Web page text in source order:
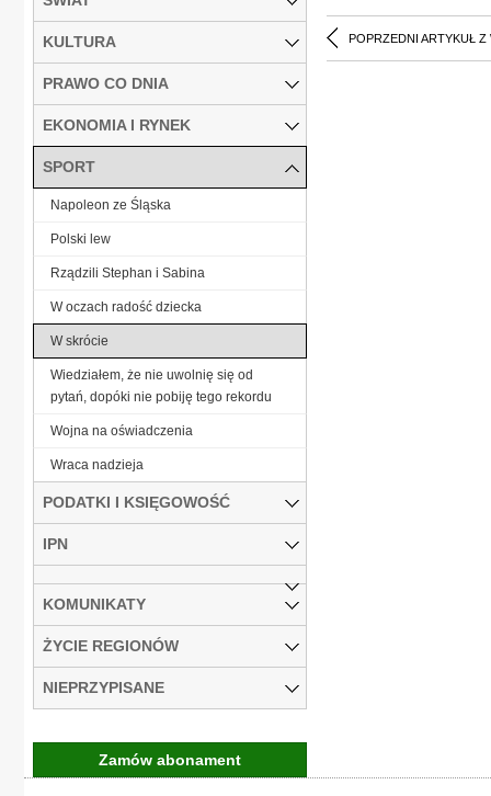
POPRZEDNI ARTYKUŁ Z
KULTURA
PRAWO CO DNIA
EKONOMIA I RYNEK
SPORT
Napoleon ze Śląska
Polski lew
Rządzili Stephan i Sabina
W oczach radość dziecka
W skrócie
Wiedziałem, że nie uwolnię się od
pytań, dopóki nie pobiję tego rekordu
Wojna na oświadczenia
Wraca nadzieja
PODATKI I KSIĘGOWOŚĆ
IPN
KOMUNIKATY
ŻYCIE REGIONÓW
NIEPRZYPISANE
Zamów abonament